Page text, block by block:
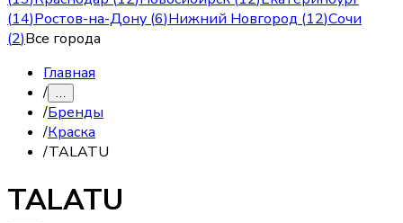
(14)Ростов-на-Дону (6)Нижний Новгород (12)Сочи
(2)Все города
Главная
/ …
/Бренды
/Краска
/TALATU
TALATU